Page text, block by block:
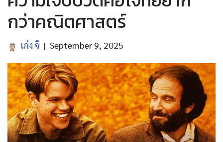
กว่าคณิตศาสตร์
เก่ง จิ September 9, 2025